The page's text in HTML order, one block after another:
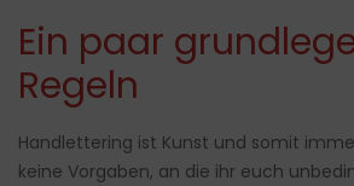
Ein paar
Regeln
Handlettering ist Kunst und somit
keine Vorgaben, an die ihr euch